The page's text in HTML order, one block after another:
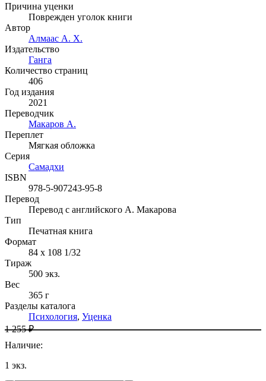
Причина уценки
Поврежден уголок книги
Автор
Алмаас А. Х.
Издательство
Ганга
Количество страниц
406
Год издания
2021
Переводчик
Макаров А.
Переплет
Мягкая обложка
Серия
Самадхи
ISBN
978-5-907243-95-8
Перевод
Перевод с английского А. Макарова
Тип
Печатная книга
Формат
84 x 108 1/32
Тираж
500 экз.
Вес
365 г
Разделы каталога
Психология, Уценка
1 255 ₽
Наличие:
1 экз.